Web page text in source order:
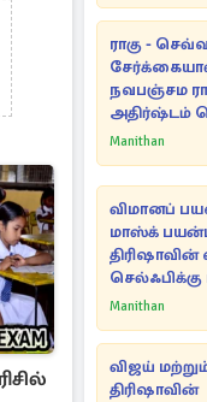
ராகு -
நவபஞ்சம
அதிர்ஷ்டம்
ராசிகள்!
Manithan
விமானப்
மாஸ்க்
செல்ஃபிக்கு
விளக்கம்
Manithan
விஜய்
திரிஷாவின்